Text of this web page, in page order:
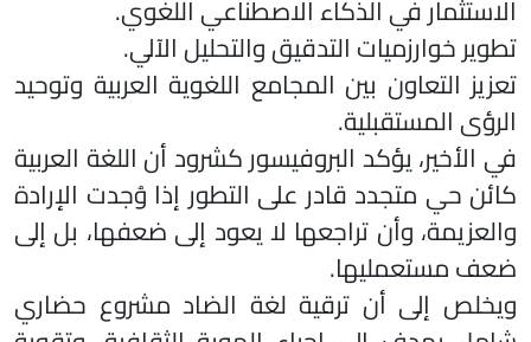
الاستثمار في الذكاء الاصطناعي اللغوي.
تطوير خوارزميات التدقيق والتحليل الآلي.
تعزيز التعاون بين المجامع اللغوية العربية وتوحيد
الرؤى المستقبلية.
في الأخير، يؤكد البروفيسور كشرود أن اللغة العربية
كائن حي متجدد قادر على التطور إذا وُجدت الإرادة
والعزيمة، وأن تراجعها لا يعود إلى ضعفها، بل إلى
ضعف مستعمليها.
ويخلص إلى أن ترقية لغة الضاد مشروع حضاري